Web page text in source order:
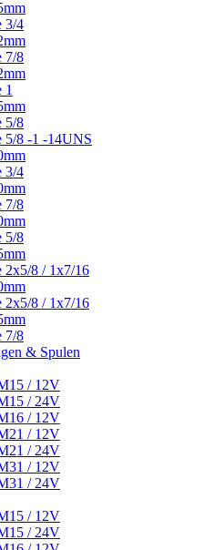
3/4
7/8
1
5/8
5/8 -1 -14UNS
3/4
7/8
5/8
2x5/8 / 1x7/16
2x5/8 / 1x7/16
7/8
& Spulen
/ 12V
/ 24V
/ 12V
/ 12V
/ 24V
/ 12V
/ 24V
/ 12V
/ 24V